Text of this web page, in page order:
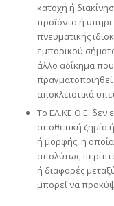
κατοχή ή
προϊόντα ή
πνευματικής
εμπορικού
άλλο αδίκημα
αποκλειστικά
Το ΕΛ.ΚΕ.Θ.Ε. δεν
αποθετική ζημία
ή μορφής, η οποία
απολύτως
ή διαφορές
μπορεί να